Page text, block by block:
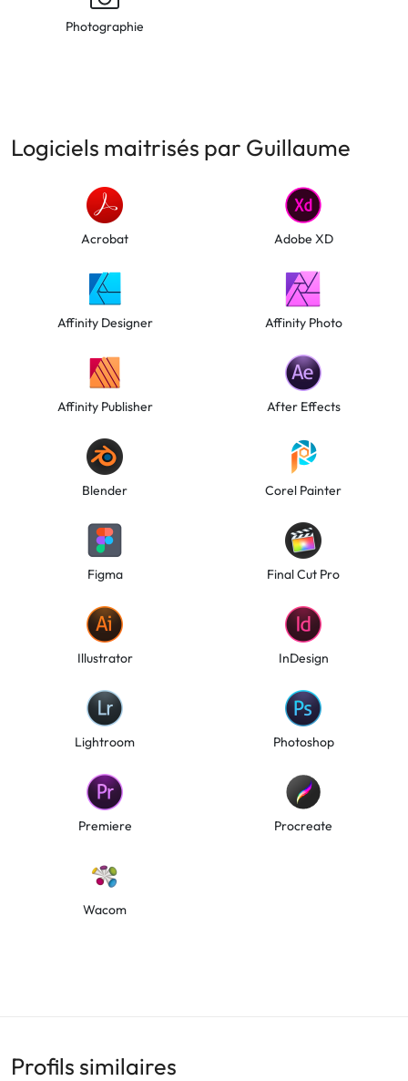
Photographie
Logiciels maitrisés par Guillaume
Acrobat Adobe XD
Affinity Designer Affinity Photo
Affinity Publisher After Effects
Blender Corel Painter
Figma Final Cut Pro
Illustrator InDesign
Lightroom Photoshop
Premiere Procreate
Wacom
Profils similaires